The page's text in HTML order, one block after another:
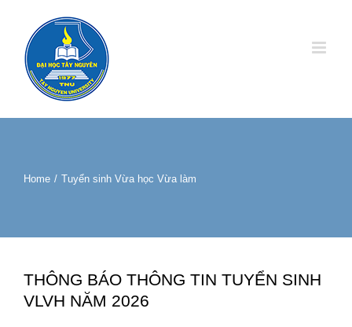
content
Home / Tuyển sinh Vừa học Vừa làm
THÔNG BÁO THÔNG TIN TUYỂN SINH
VLVH NĂM 2026